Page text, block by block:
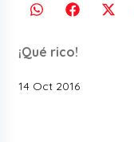
¡Qué rico!
14 Oct 2016